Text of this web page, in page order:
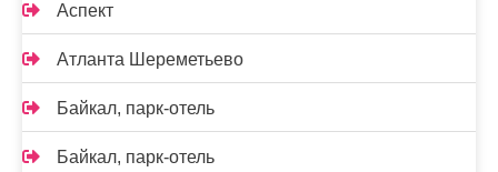
Аспект
Атланта Шереметьево
Байкал, парк-отель
Байкал, парк-отель